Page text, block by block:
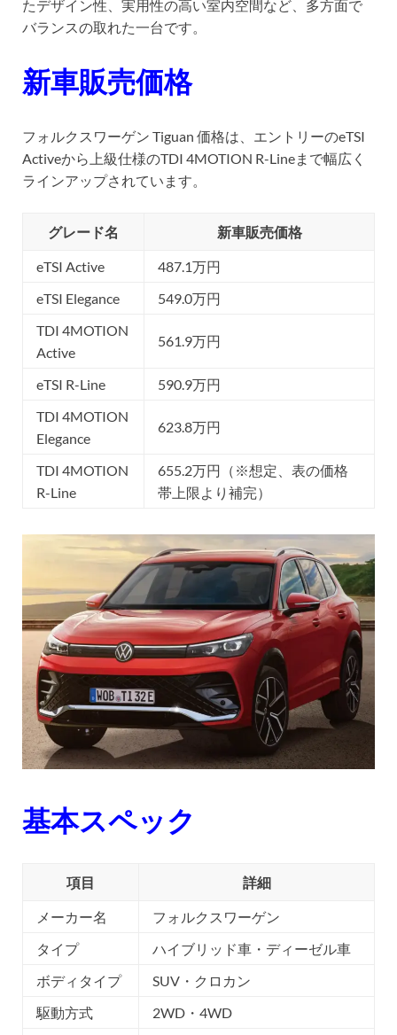
たデザイン性、実用性の高い室内空間など、多方面で
バランスの取れた一台です。
新車販売価格
フォルクスワーゲン Tiguan 価格は、エントリーのeTSI
Activeから上級仕様のTDI 4MOTION R-Lineまで幅広く
ラインアップされています。
グレード名 新車販売価格
eTSI Active
487.1万円
eTSI Elegance
549.0万円
TDI 4MOTION
Active
561.9万円
eTSI R-Line
590.9万円
TDI 4MOTION
Elegance
623.8万円
TDI 4MOTION
R-Line
655.2万円（※想定、表の価格
帯上限より補完）
基本スペック
項目 詳細
メーカー名
フォルクスワーゲン
タイプ
ハイブリッド車・ディーゼル車
ボディタイプ
SUV・クロカン
駆動方式
2WD・4WD